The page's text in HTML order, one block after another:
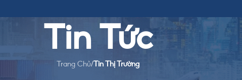
Tin Tức
Trang Chủ/ Tin Thị Trường